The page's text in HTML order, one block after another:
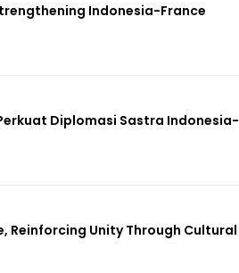
Indonesia-France
Diplomasi Sastra Indonesia-
Reinforcing Unity Through Cultural